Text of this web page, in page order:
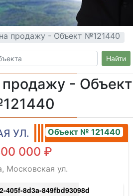
продажу - Объект №121440
Найти
продажу - Объект
УЛ. Объект № 121440
000 ₽
Московская ул.
405f-8d3a-849fbd93098d